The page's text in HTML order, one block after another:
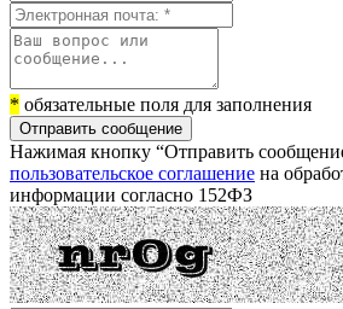
* обязательные поля для заполнения
Отправить сообщение
Нажимая кнопку “Отправить
пользовательское соглашение на
информации согласно 152ФЗ